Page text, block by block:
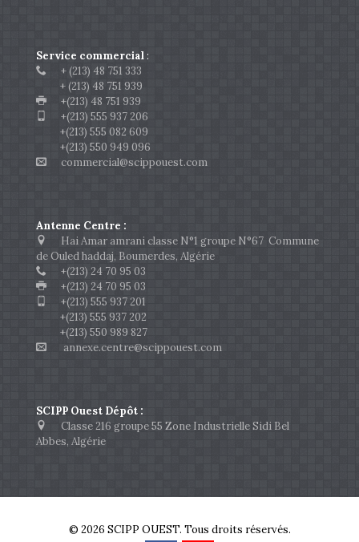
Service commercial:
+ (213) 48 751 333
+ (213) 48 751 939
+(213) 48 751 939
+(213) 555 937 206
+(213) 555 082 609
+(213) 550 949 096
commercial@scippouest.com
Antenne Centre :
Hai Amar amrani classe N°1 groupe N°67 Commune
de Ouled haddaj, Boumerdes, Algérie
+(213) 24 70 95 03
+(213) 24 70 95 03
+(213) 555 937 201
+(213) 555 937 202
+(213) 550 989 827
annexe.centre@scippouest.com
SCIPP Ouest Dépôt :
Classe 216 groupe 55 Zone Industrielle Sidi Bel
Abbes, Algérie
© 2026 SCIPP OUEST. Tous droits réservés.